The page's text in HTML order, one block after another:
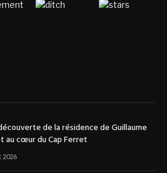
de la résidence de Guillaume
au cœur du Cap Ferret
2026